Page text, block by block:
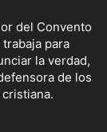
del Convento
para
la verdad,
de los